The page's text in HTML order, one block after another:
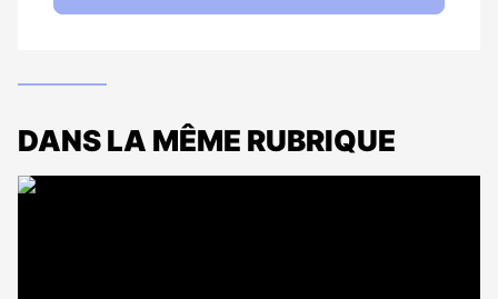
DANS LA MÊME RUBRIQUE